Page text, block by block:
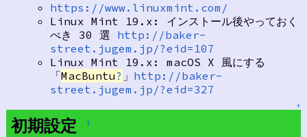
https://www.linuxmint.com/
Linux Mint 19.x: インストール後やっておく
べき 30 選 http://baker-
street.jugem.jp/?eid=107
Linux Mint 19.x: macOS X 風にする
「MacBuntu? 」 http://baker-
street.jugem.jp/?eid=327
↑
初期設定 †